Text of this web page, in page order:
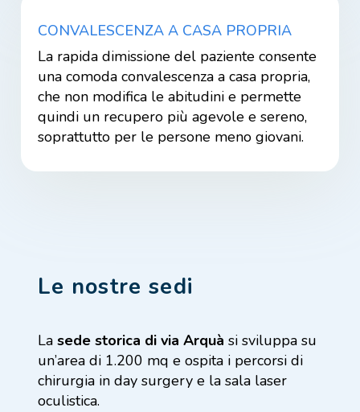
CONVALESCENZA A CASA PROPRIA
La rapida dimissione del paziente consente
una comoda convalescenza a casa propria,
che non modifica le abitudini e permette
quindi un recupero più agevole e sereno,
soprattutto per le persone meno giovani.
Le nostre sedi
La sede storica di via Arquà si sviluppa su
un’area di 1.200 mq e ospita i percorsi di
chirurgia in day surgery e la sala laser
oculistica.